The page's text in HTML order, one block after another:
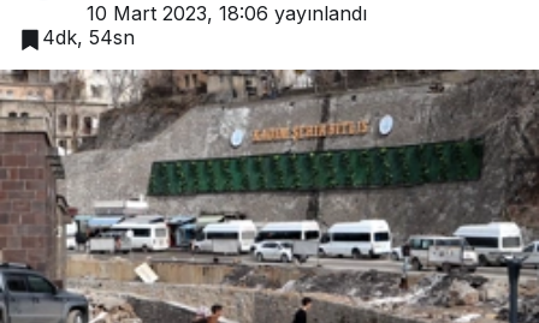
10 Mart 2023, 18:06 yayınlandı
4dk, 54sn